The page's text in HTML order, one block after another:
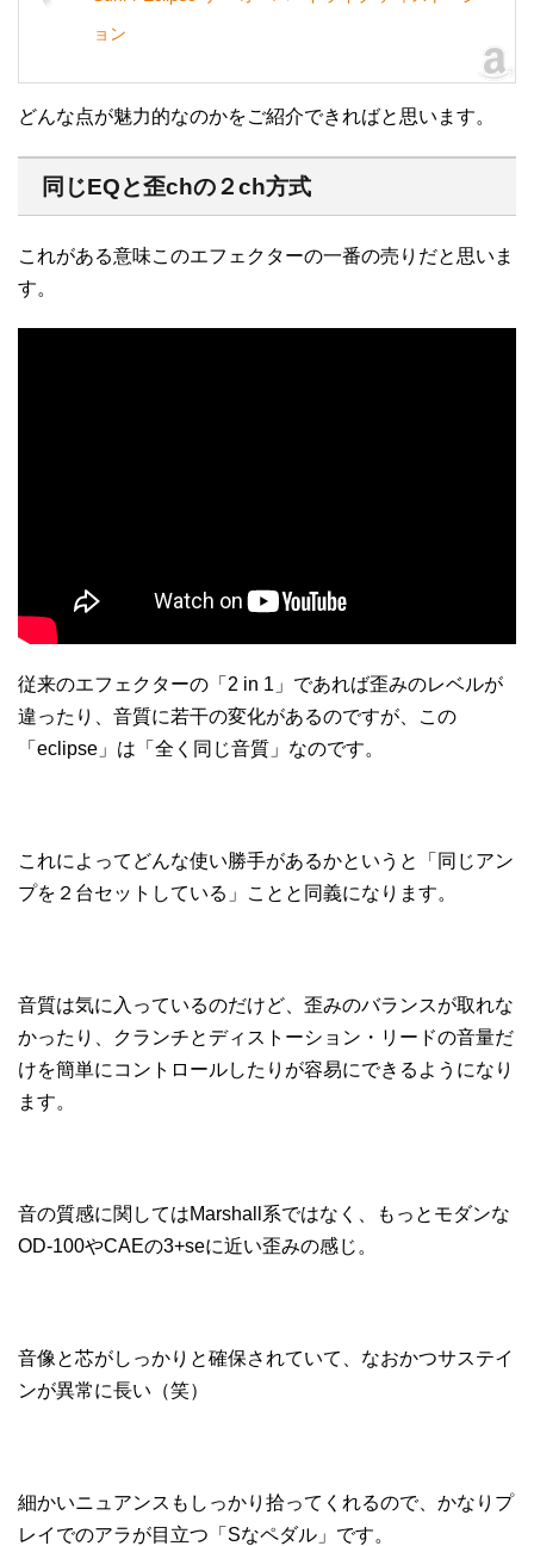
ョン
どんな点が魅力的なのかをご紹介できればと思います。
同じEQと歪chの２ch方式
これがある意味このエフェクターの一番の売りだと思いま
す。
従来のエフェクターの「2 in 1」であれば歪みのレベルが
違ったり、音質に若干の変化があるのですが、この
「eclipse」は「全く同じ音質」なのです。
これによってどんな使い勝手があるかというと「同じアン
プを２台セットしている」ことと同義になります。
音質は気に入っているのだけど、歪みのバランスが取れな
かったり、クランチとディストーション・リードの音量だ
けを簡単にコントロールしたりが容易にできるようになり
ます。
音の質感に関してはMarshall系ではなく、もっとモダンな
OD-100やCAEの3+seに近い歪みの感じ。
音像と芯がしっかりと確保されていて、なおかつサステイ
ンが異常に長い（笑）
細かいニュアンスもしっかり拾ってくれるので、かなりプ
レイでのアラが目立つ「Sなペダル」です。